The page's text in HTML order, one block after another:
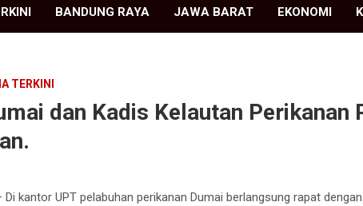
BANDUNG RAYA JAWA BARAT EKONOMI
TERKINI
dan Kadis Kelautan Perikanan
Di kantor UPT pelabuhan perikanan Dumai berlangsung rapat